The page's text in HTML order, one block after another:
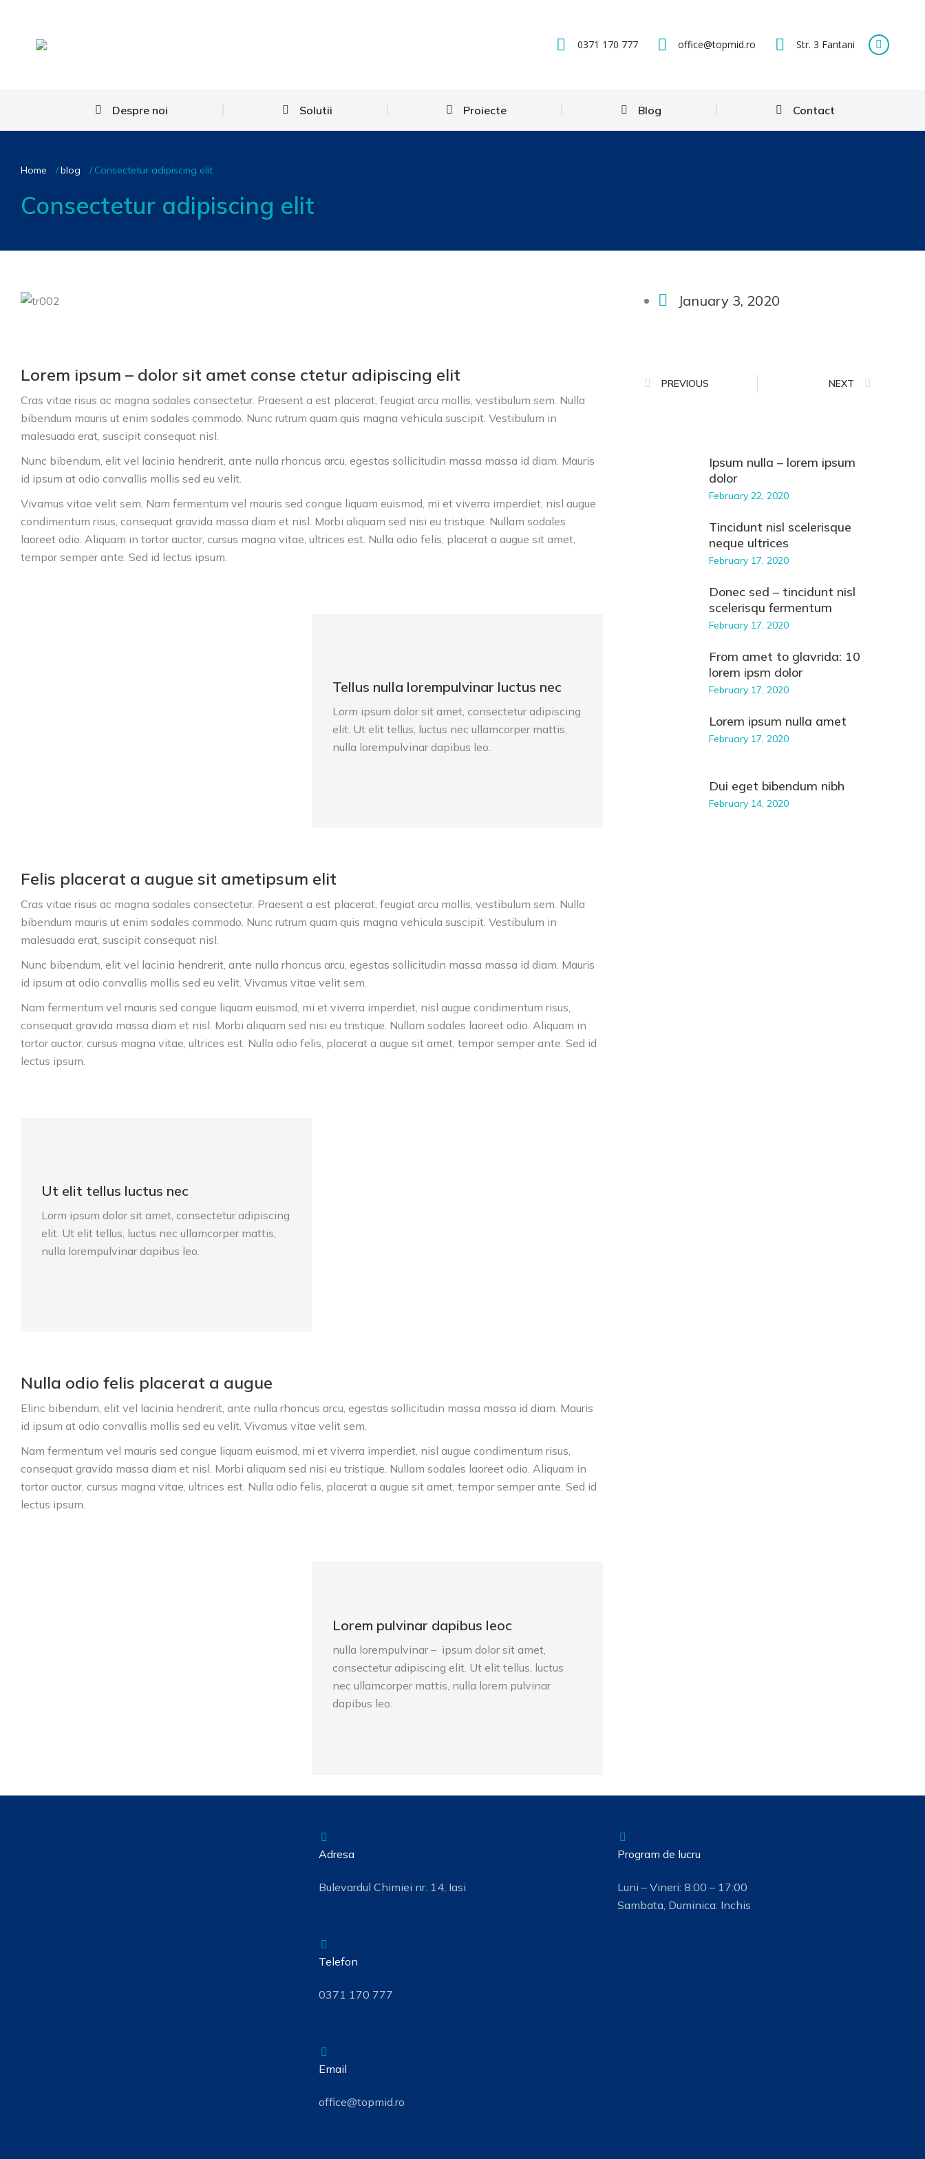
0371 170 777 office@topmid.ro Str. 3 Fantani
Despre noi Solutii Proiecte Blog Contact
You are here:
Home blog Consectetur adipiscing elit
Consectetur adipiscing elit
Lorem ipsum – dolor sit amet conse ctetur adipiscing elit
Cras vitae risus ac magna sodales consectetur. Praesent a est placerat, feugiat arcu mollis, vestibulum sem. Nulla
bibendum mauris ut enim sodales commodo. Nunc rutrum quam quis magna vehicula suscipit. Vestibulum in
malesuada erat, suscipit consequat nisl.
Nunc bibendum, elit vel lacinia hendrerit, ante nulla rhoncus arcu, egestas sollicitudin massa massa id diam. Mauris
id ipsum at odio convallis mollis sed eu velit.
Vivamus vitae velit sem. Nam fermentum vel mauris sed congue liquam euismod, mi et viverra imperdiet, nisl augue
condimentum risus, consequat gravida massa diam et nisl. Morbi aliquam sed nisi eu tristique. Nullam sodales
laoreet odio. Aliquam in tortor auctor, cursus magna vitae, ultrices est. Nulla odio felis, placerat a augue sit amet,
tempor semper ante. Sed id lectus ipsum.
Tellus nulla lorempulvinar luctus nec
Lorm ipsum dolor sit amet, consectetur adipiscing
elit. Ut elit tellus, luctus nec ullamcorper mattis,
nulla lorempulvinar dapibus leo.
Felis placerat a augue sit ametipsum elit
Cras vitae risus ac magna sodales consectetur. Praesent a est placerat, feugiat arcu mollis, vestibulum sem. Nulla
bibendum mauris ut enim sodales commodo. Nunc rutrum quam quis magna vehicula suscipit. Vestibulum in
malesuada erat, suscipit consequat nisl.
Nunc bibendum, elit vel lacinia hendrerit, ante nulla rhoncus arcu, egestas sollicitudin massa massa id diam. Mauris
id ipsum at odio convallis mollis sed eu velit. Vivamus vitae velit sem.
Nam fermentum vel mauris sed congue liquam euismod, mi et viverra imperdiet, nisl augue condimentum risus,
consequat gravida massa diam et nisl. Morbi aliquam sed nisi eu tristique. Nullam sodales laoreet odio. Aliquam in
tortor auctor, cursus magna vitae, ultrices est. Nulla odio felis, placerat a augue sit amet, tempor semper ante. Sed id
lectus ipsum.
Ut elit tellus luctus nec
Lorm ipsum dolor sit amet, consectetur adipiscing
elit. Ut elit tellus, luctus nec ullamcorper mattis,
nulla lorempulvinar dapibus leo.
Nulla odio felis placerat a augue
Elinc bibendum, elit vel lacinia hendrerit, ante nulla rhoncus arcu, egestas sollicitudin massa massa id diam. Mauris
id ipsum at odio convallis mollis sed eu velit. Vivamus vitae velit sem.
Nam fermentum vel mauris sed congue liquam euismod, mi et viverra imperdiet, nisl augue condimentum risus,
consequat gravida massa diam et nisl. Morbi aliquam sed nisi eu tristique. Nullam sodales laoreet odio. Aliquam in
tortor auctor, cursus magna vitae, ultrices est. Nulla odio felis, placerat a augue sit amet, tempor semper ante. Sed id
lectus ipsum.
Lorem pulvinar dapibus leoc
nulla lorempulvinar – ipsum dolor sit amet,
consectetur adipiscing elit. Ut elit tellus, luctus
nec ullamcorper mattis, nulla lorem pulvinar
dapibus leo.
January 3, 2020
PREVIOUS NEXT
Ipsum nulla – lorem ipsum
dolor
February 22, 2020
Tincidunt nisl scelerisque
neque ultrices
February 17, 2020
Donec sed – tincidunt nisl
scelerisqu fermentum
February 17, 2020
From amet to glavrida: 10
lorem ipsm dolor
February 17, 2020
Lorem ipsum nulla amet
February 17, 2020
Dui eget bibendum nibh
February 14, 2020
Adresa
Bulevardul Chimiei nr. 14, Iasi
Telefon
0371 170 777
Email
office@topmid.ro
Program de lucru
Luni – Vineri: 8:00 – 17:00
Sambata, Duminica: Inchis